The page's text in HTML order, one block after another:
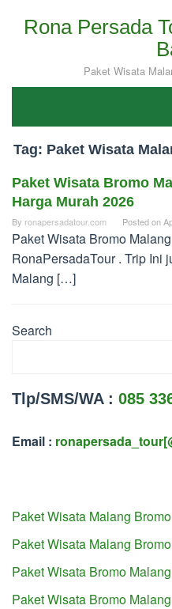
Rona Persada
Paket Wisata
Tag: Paket Wisata
Paket Wisata Bromo
Harga Murah 2026
By ronapersadatour.com Posted on
Paket Wisata Bromo
RonaPersadaTour . Trip Ini
Malang […]
Search
Tlp/SMS/WA : 085
Email :
Paket Wisata Malang
Paket Wisata Malang
Paket Wisata Bromo
Paket Wisata Bromo